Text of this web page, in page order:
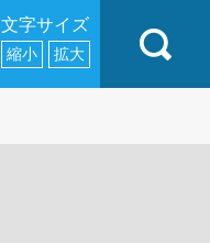
文字サイズ
縮小 拡大